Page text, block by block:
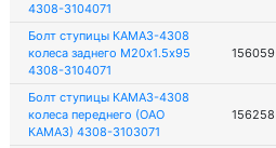
4308-3104071
Болт ступицы КАМАЗ-4308
колеса заднего М20х1.5х95
4308-3104071
156059
Болт ступицы КАМАЗ-4308
колеса переднего (ОАО
КАМАЗ) 4308-3103071
156258